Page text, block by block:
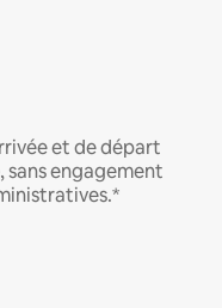
et de départ
sans engagement